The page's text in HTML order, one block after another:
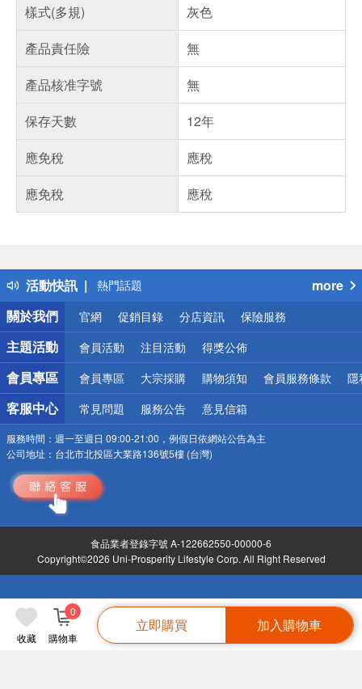
收藏 購物車
0
立即購買 加入購物車
樣式(多規)
灰色
產品責任險
無
產品核准字號
無
保存天數
12年
應免稅
應稅
應免稅
應稅
活動快訊
得獎公告
熱門話題
銀行優惠
偏遠地區配送
詐騙網頁！請小心！
more
關於我們
官網 促銷目錄 分店資訊 保險服務
主題活動 會員活動 注目活動 得獎公佈
會員專區 會員專區 大宗採購 購物須知 會員服務條款 隱
客服中心 常見問題 服務公告 意見信箱
服務時間： 週一至週日 09:00-21:00，例假日依網站公告為主
公司地址： 台北市北投區大業路136號5樓 (台灣)
食品業者登錄字號 A-122662550-00000-6
Copyright©2026 Uni-Prosperity Lifestyle Corp. All Right Reserved